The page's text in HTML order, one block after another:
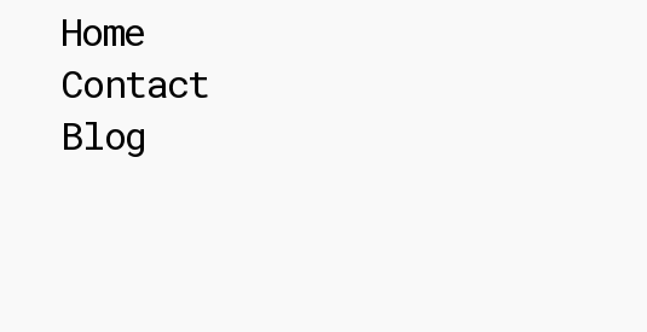
Home
Contact
Blog